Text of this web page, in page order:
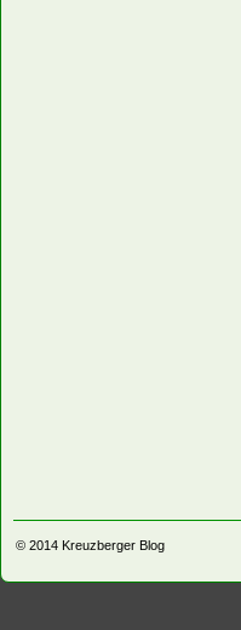
© 2014 Kreuzberger Blog